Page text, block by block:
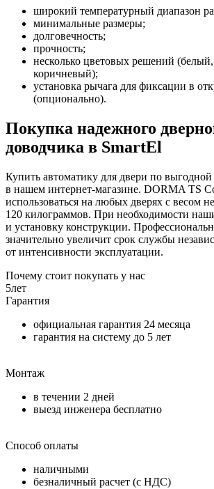
широкий температурный диапазон
минимальные размеры;
долговечность;
прочность;
несколько цветовых решений
коричневый);
установка рычага для фиксации в
(опционально).
Покупка надежного
доводчика в SmartEl
Купить автоматику для двери по
в нашем интернет-магазине. DORMA TS
использоваться на любых дверях с весом
120 килограммов. При необходимости
и установку конструкции.
значительно увеличит срок службы
от интенсивности эксплуатации.
Почему стоит покупать у нас
5лет
Гарантия
официальная гарантия 24 месяца
гарантия на систему до 5 лет
Монтаж
в течении 2 дней
выезд инженера бесплатно
Способ оплаты
наличными
безналичный расчет (с НДС)